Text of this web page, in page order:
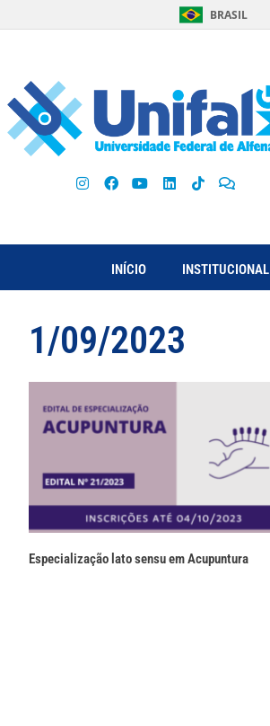
BRASIL
INÍCIO INSTITUCIONAL
1/09/2023
Especialização lato sensu em Acupuntura